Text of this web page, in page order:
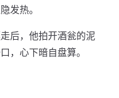
发热。
后，他拍开酒瓮的泥
，心下暗自盘算。